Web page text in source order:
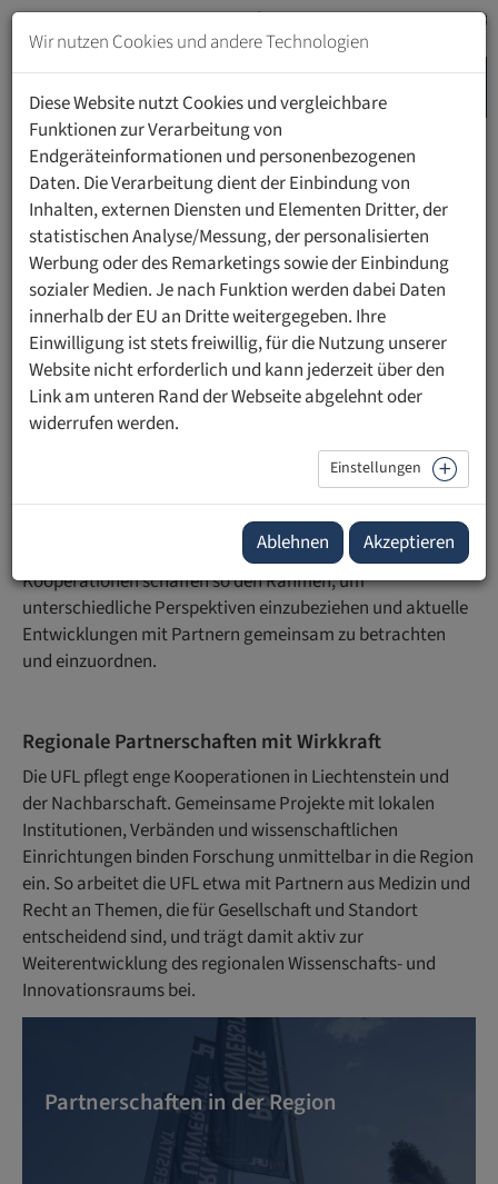
Zum
Inhalt
springen
Navigation
springen
HOME UNIVERSITÄT INTERNATIONAL
International
Die Private Universität im Fürstentum Liechtenstein (UFL)
verbindet regionale Verankerung mit internationaler
Ausrichtung. Kooperationen mit Partnern in Liechtenstein,
der Bodenseeregion und weltweit erweitern Forschung
und Lehre, fördern den akademischen Austausch und
eröffnen gemeinsame Perspektiven auf zentrale
Für Studierende und Forschende bedeutet dies Zugang zu
internationalen Programmen, gemeinsamen Projekten
und einem erweiterten wissenschaftlichen Umfeld.
Kooperationen schaffen so den Rahmen, um
unterschiedliche Perspektiven einzubeziehen und aktuelle
Entwicklungen mit Partnern gemeinsam zu betrachten
und einzuordnen.
Regionale Partnerschaften mit Wirkkraft
Die UFL pflegt enge Kooperationen in Liechtenstein und
der Nachbarschaft. Gemeinsame Projekte mit lokalen
Institutionen, Verbänden und wissenschaftlichen
Einrichtungen binden Forschung unmittelbar in die Region
ein. So arbeitet die UFL etwa mit Partnern aus Medizin und
Recht an Themen, die für Gesellschaft und Standort
entscheidend sind, und trägt damit aktiv zur
Weiterentwicklung des regionalen Wissenschafts- und
Innovationsraums bei.
Partnerschaften in der Region
Wir nutzen Cookies und andere Technologien
Diese Website nutzt Cookies und vergleichbare
Funktionen zur Verarbeitung von
Endgeräteinformationen und personenbezogenen
Daten. Die Verarbeitung dient der Einbindung von
Inhalten, externen Diensten und Elementen Dritter, der
statistischen Analyse/Messung, der personalisierten
Werbung oder des Remarketings sowie der Einbindung
sozialer Medien. Je nach Funktion werden dabei Daten
innerhalb der EU an Dritte weitergegeben. Ihre
Einwilligung ist stets freiwillig, für die Nutzung unserer
Website nicht erforderlich und kann jederzeit über den
Link am unteren Rand der Webseite abgelehnt oder
widerrufen werden.
Einstellungen
Ablehnen Akzeptieren